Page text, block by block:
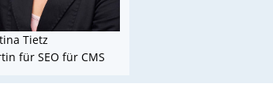
Tietz
für SEO für CMS